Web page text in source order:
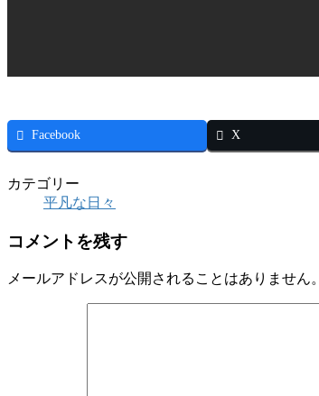
Facebook X
カテゴリー
平凡な日々
コメントを残す
メールアドレスが公開されることはありません。